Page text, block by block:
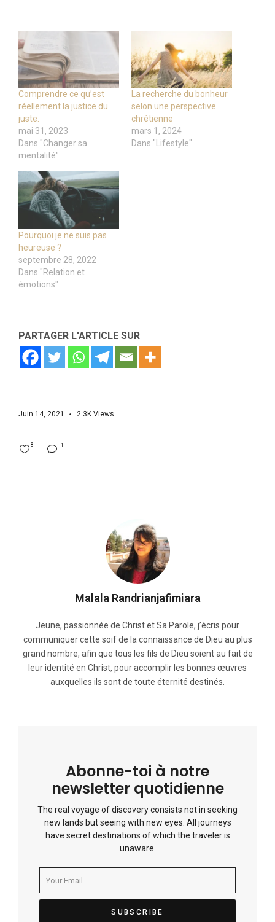
Comprendre ce qu’est
réellement la justice du
juste.
mai 31, 2023
Dans "Changer sa
mentalité"
La recherche du bonheur
selon une perspective
chrétienne
mars 1, 2024
Dans "Lifestyle"
Pourquoi je ne suis pas
heureuse ?
septembre 28, 2022
Dans "Relation et
émotions"
PARTAGER L'ARTICLE SUR
Juin 14, 2021 2.3K Views
1
8
Malala Randrianjafimiara
Jeune, passionnée de Christ et Sa Parole, j’écris pour
communiquer cette soif de la connaissance de Dieu au plus
grand nombre, afin que tous les fils de Dieu soient au fait de
leur identité en Christ, pour accomplir les bonnes œuvres
auxquelles ils sont de toute éternité destinés.
Abonne-toi à notre
newsletter quotidienne
The real voyage of discovery consists not in seeking
new lands but seeing with new eyes. All journeys
have secret destinations of which the traveler is
unaware.